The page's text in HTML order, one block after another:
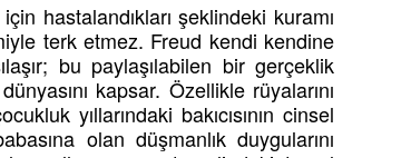
hastalandıkları şeklindeki kuramı
terk etmez. Freud kendi kendine
bu paylaşılabilen bir gerçeklik
kapsar. Özellikle rüyalarını
yıllarındaki bakıcısının cinsel
olan düşmanlık duygularını